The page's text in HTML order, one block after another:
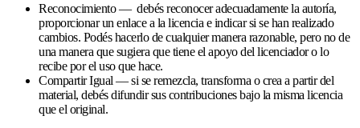
Reconocimiento — debés reconocer adecuadamente la autoría,
proporcionar un enlace a la licencia e indicar si se han realizado
cambios. Podés hacerlo de cualquier manera razonable, pero no de
una manera que sugiera que tiene el apoyo del licenciador o lo
recibe por el uso que hace.
Compartir Igual — si se remezcla, transforma o crea a partir del
material, debés difundir sus contribuciones bajo la misma licencia
que el original.